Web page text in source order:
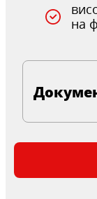
на